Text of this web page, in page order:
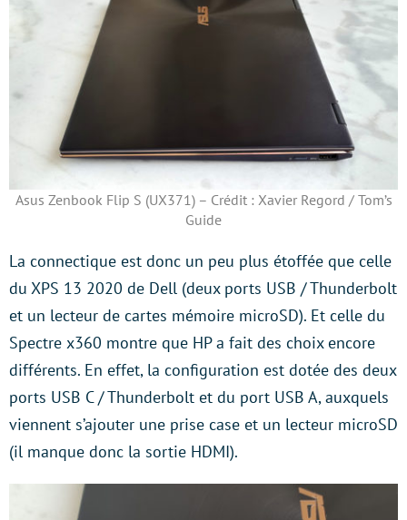
Asus Zenbook Flip S (UX371) – Crédit : Xavier Regord / Tom’s
Guide
La connectique est donc un peu plus étoffée que celle
du XPS 13 2020 de Dell (deux ports USB / Thunderbolt
et un lecteur de cartes mémoire microSD). Et celle du
Spectre x360 montre que HP a fait des choix encore
différents. En effet, la configuration est dotée des deux
ports USB C / Thunderbolt et du port USB A, auxquels
viennent s’ajouter une prise case et un lecteur microSD
(il manque donc la sortie HDMI).